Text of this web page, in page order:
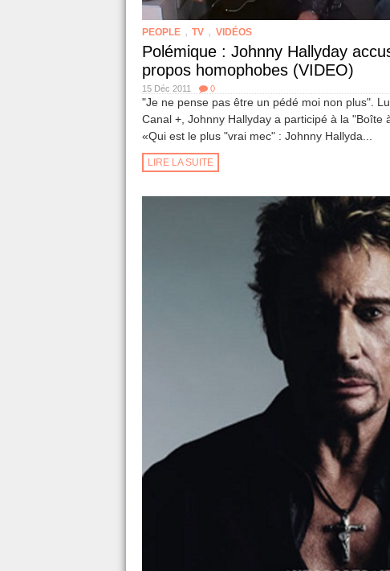
PEOPLE , TV , VIDÉOS
Polémique : Johnny Hallyday
propos homophobes (VIDEO)
15 Déc 2011 0
"Je ne pense pas être un pédé moi non plus".
Canal +, Johnny Hallyday a participé à la "Boîte
«Qui est le plus "vrai mec" : Johnny Hallyda...
LIRE LA SUITE